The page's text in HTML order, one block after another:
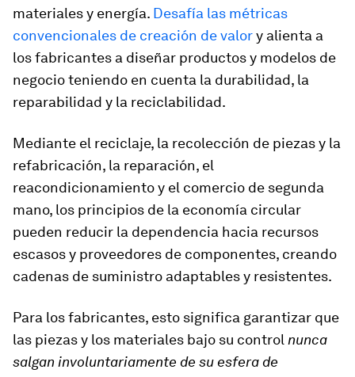
materiales y energía. Desafía las métricas
convencionales de creación de valory alienta a
los fabricantes a diseñar productos y modelos de
negocio teniendo en cuenta la durabilidad, la
reparabilidad y la reciclabilidad.
Mediante el reciclaje, la recolección de piezas y la
refabricación, la reparación, el
reacondicionamiento y el comercio de segunda
mano, los principios de la economía circular
pueden reducir la dependencia hacia recursos
escasos y proveedores de componentes, creando
cadenas de suministro adaptables y resistentes.
Para los fabricantes, esto significa garantizar que
las piezas y los materiales bajo su control nunca
salgan involuntariamente de su esfera de